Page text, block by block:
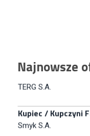
Najnowsze
TERG S.A.
Kupiec / Kupczyni
Młodszy